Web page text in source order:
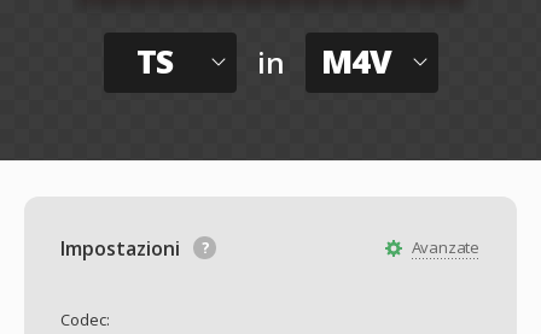
TS in M4V
Avanzate
Impostazioni
Codec: